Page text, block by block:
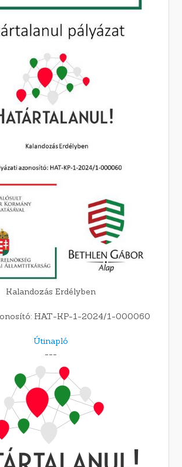
Kalandozás Erdélyben
HAT-KP-1-2024/1-000060
Útinapló
---